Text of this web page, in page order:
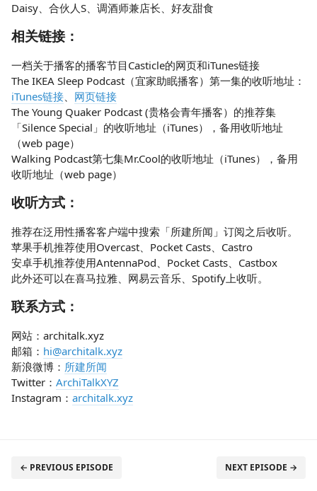
Daisy、合伙人S、调酒师兼店长、好友甜食
相关链接：
一档关于播客的播客节目Casticle的网页和iTunes链接
The IKEA Sleep Podcast（宜家助眠播客）第一集的收听地址：
iTunes链接、 网页链接
The Young Quaker Podcast (贵格会青年播客）的推荐集
「Silence Special」的收听地址（iTunes），备用收听地址
（web page）
Walking Podcast第七集Mr.Cool的收听地址（iTunes），备用
收听地址（web page）
收听方式：
推荐在泛用性播客客户端中搜索「所建所闻」订阅之后收听。
苹果手机推荐使用Overcast、Pocket Casts、Castro
安卓手机推荐使用AntennaPod、Pocket Casts、Castbox
此外还可以在喜马拉雅、网易云音乐、Spotify上收听。
联系方式：
网站：architalk.xyz
邮箱： hi@architalk.xyz
新浪微博： 所建所闻
Twitter： ArchiTalkXYZ
Instagram： architalk.xyz
← PREVIOUS EPISODE NEXT EPISODE →